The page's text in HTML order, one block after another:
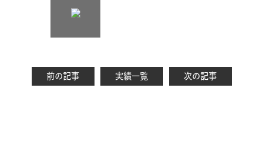
前の記事 実績一覧 次の記事